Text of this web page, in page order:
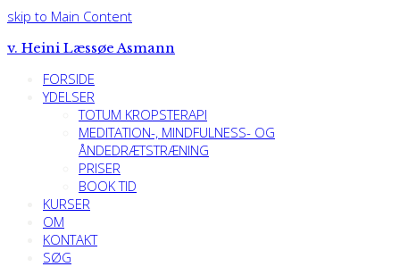
skip to Main Content
v. Heini Læssøe Asmann
FORSIDE
YDELSER
TOTUM KROPSTERAPI
MEDITATION-, MINDFULNESS- OG
ÅNDEDRÆTSTRÆNING
PRISER
BOOK TID
KURSER
OM
KONTAKT
SØG